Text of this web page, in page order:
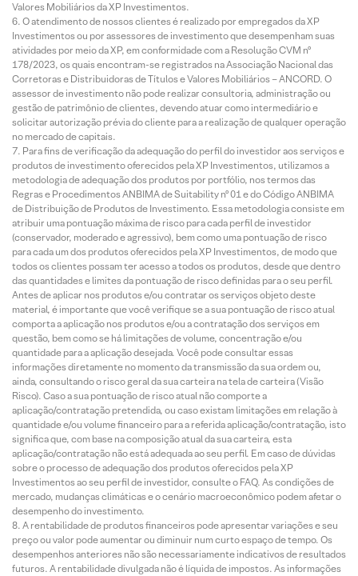
Valores Mobiliários da XP Investimentos.
O atendimento de nossos clientes é realizado por empregados da XP
Investimentos ou por assessores de investimento que desempenham suas
atividades por meio da XP, em conformidade com a Resolução CVM nº
178/2023, os quais encontram-se registrados na Associação Nacional das
Corretoras e Distribuidoras de Títulos e Valores Mobiliários – ANCORD. O
assessor de investimento não pode realizar consultoria, administração ou
gestão de patrimônio de clientes, devendo atuar como intermediário e
solicitar autorização prévia do cliente para a realização de qualquer operação
no mercado de capitais.
Para fins de verificação da adequação do perfil do investidor aos serviços e
produtos de investimento oferecidos pela XP Investimentos, utilizamos a
metodologia de adequação dos produtos por portfólio, nos termos das
Regras e Procedimentos ANBIMA de Suitability nº 01 e do Código ANBIMA
de Distribuição de Produtos de Investimento. Essa metodologia consiste em
atribuir uma pontuação máxima de risco para cada perfil de investidor
(conservador, moderado e agressivo), bem como uma pontuação de risco
para cada um dos produtos oferecidos pela XP Investimentos, de modo que
todos os clientes possam ter acesso a todos os produtos, desde que dentro
das quantidades e limites da pontuação de risco definidas para o seu perfil.
Antes de aplicar nos produtos e/ou contratar os serviços objeto deste
material, é importante que você verifique se a sua pontuação de risco atual
comporta a aplicação nos produtos e/ou a contratação dos serviços em
questão, bem como se há limitações de volume, concentração e/ou
quantidade para a aplicação desejada. Você pode consultar essas
informações diretamente no momento da transmissão da sua ordem ou,
ainda, consultando o risco geral da sua carteira na tela de carteira (Visão
Risco). Caso a sua pontuação de risco atual não comporte a
aplicação/contratação pretendida, ou caso existam limitações em relação à
quantidade e/ou volume financeiro para a referida aplicação/contratação, isto
significa que, com base na composição atual da sua carteira, esta
aplicação/contratação não está adequada ao seu perfil. Em caso de dúvidas
sobre o processo de adequação dos produtos oferecidos pela XP
Investimentos ao seu perfil de investidor, consulte o FAQ. As condições de
mercado, mudanças climáticas e o cenário macroeconômico podem afetar o
desempenho do investimento.
A rentabilidade de produtos financeiros pode apresentar variações e seu
preço ou valor pode aumentar ou diminuir num curto espaço de tempo. Os
desempenhos anteriores não são necessariamente indicativos de resultados
futuros. A rentabilidade divulgada não é líquida de impostos. As informações